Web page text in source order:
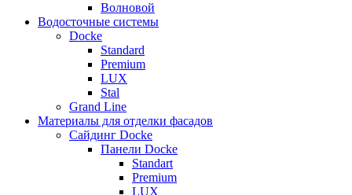
Волновой
Водосточные системы
Docke
Standard
Premium
LUX
Stal
Grand Line
Материалы для отделки фасадов
Сайдинг Docke
Панели Docke
Standart
Premium
LUX